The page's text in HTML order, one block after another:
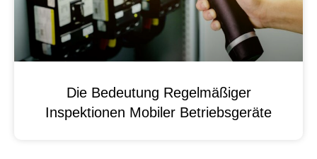
Die Bedeutung Regelmäßiger
Inspektionen Mobiler Betriebsgeräte